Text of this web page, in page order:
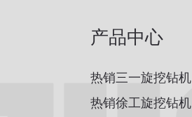
产品中心
热销三一旋挖钻机
热销徐工旋挖钻机